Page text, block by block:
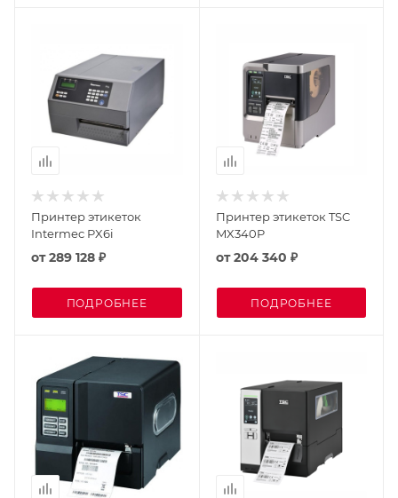
Принтер этикеток
Intermec PX6i
от289 128 ₽
ПОДРОБНЕЕ
Принтер этикеток TSC
MX340P
от204 340 ₽
ПОДРОБНЕЕ